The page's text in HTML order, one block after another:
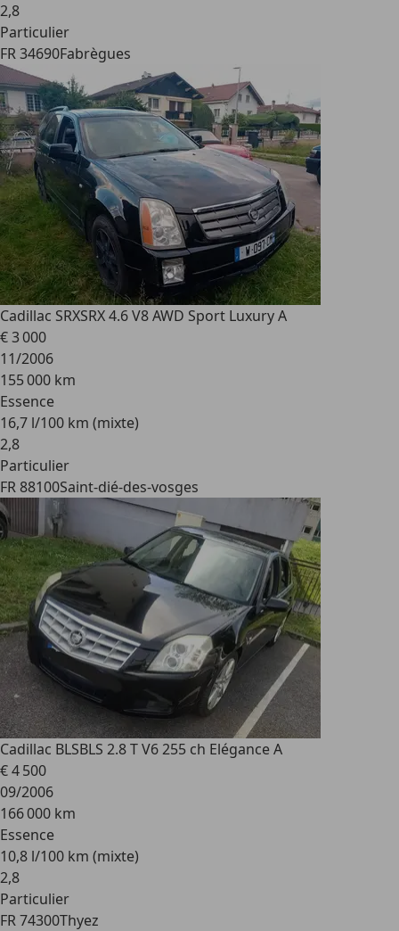
2,8
Particulier
FR 34690Fabrègues
Cadillac SRXSRX 4.6 V8 AWD Sport Luxury A
€ 3 000
11/2006
155 000 km
Essence
16,7 l/100 km (mixte)
2,8
Particulier
FR 88100Saint-dié-des-vosges
Cadillac BLSBLS 2.8 T V6 255 ch Elégance A
€ 4 500
09/2006
166 000 km
Essence
10,8 l/100 km (mixte)
2,8
Particulier
FR 74300Thyez